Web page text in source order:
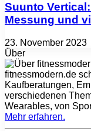
Suunto
Messung und
23. November 2023
Über
fitnessmodern.de
Kaufberatungen,
verschiedenen
Wearables, von
Mehr erfahren.